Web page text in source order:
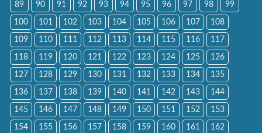
89 90 91 92 93 94 95 96 97 98 99
100 101 102 103 104 105 106 107 108
109 110 111 112 113 114 115 116 117
118 119 120 121 122 123 124 125 126
127 128 129 130 131 132 133 134 135
136 137 138 139 140 141 142 143 144
145 146 147 148 149 150 151 152 153
154 155 156 157 158 159 160 161 162